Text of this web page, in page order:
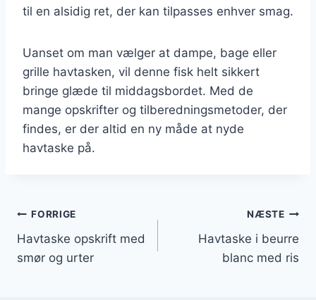
til en alsidig ret, der kan tilpasses enhver smag.
Uanset om man vælger at dampe, bage eller
grille havtasken, vil denne fisk helt sikkert
bringe glæde til middagsbordet. Med de
mange opskrifter og tilberedningsmetoder, der
findes, er der altid en ny måde at nyde
havtaske på.
Indlægsnavigation
FORRIGE
Havtaske opskrift med
smør og urter
NÆSTE
Havtaske i beurre
blanc med ris